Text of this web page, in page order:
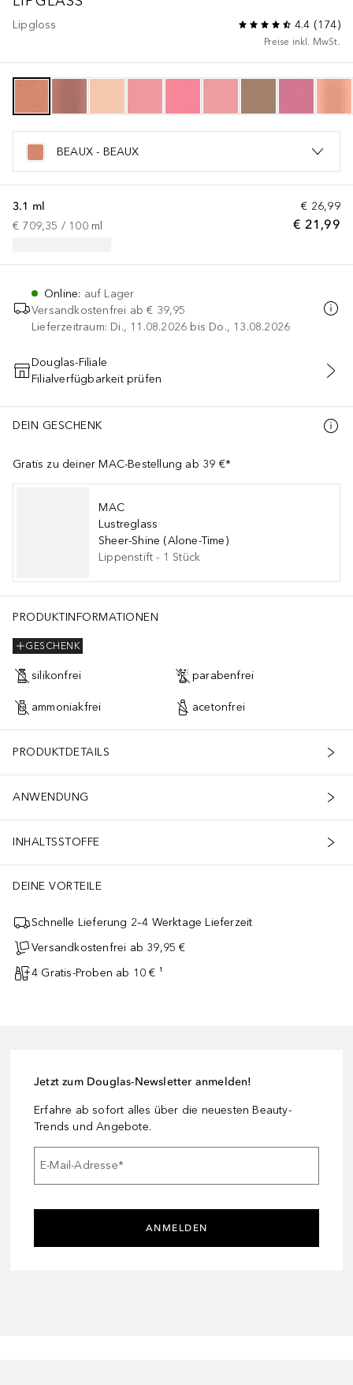
Lipgloss 4.4 (174)
Preise inkl. MwSt.
BEAUX - BEAUX
€ 26,99
€ 21,99
3.1 ml
€ 709,35 / 100 ml
Online: auf Lager
Versandkostenfrei ab € 39,95
Lieferzeitraum: Di., 11.08.2026 bis Do., 13.08.2026
IN DEN WARENKORB
Douglas-Filiale
Filialverfügbarkeit prüfen
DEIN GESCHENK
Gratis zu deiner MAC-Bestellung ab 39 €*
MAC
Lustreglass
Sheer-Shine (Alone-Time)
Lippenstift - 1 Stück
PRODUKTINFORMATIONEN
GESCHENK
silikonfrei parabenfrei
ammoniakfrei acetonfrei
PRODUKTDETAILS
ANWENDUNG
INHALTSSTOFFE
DEINE VORTEILE
Schnelle Lieferung 2–4 Werktage Lieferzeit
Versandkostenfrei ab 39,95 €
4 Gratis-Proben ab 10 € ¹
Jetzt zum Douglas-Newsletter anmelden!
Erfahre ab sofort alles über die neuesten Beauty-
Trends und Angebote.
E-Mail-Adresse*
ANMELDEN